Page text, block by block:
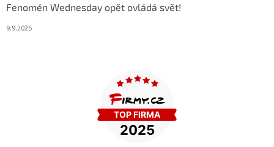
Fenomén Wednesday opět ovládá svět!
9.9.2025